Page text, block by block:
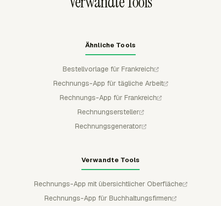
Ähnliche Tools
Bestellvorlage für Frankreich
Rechnungs-App für tägliche Arbeit
Rechnungs-App für Frankreich
Rechnungsersteller
Rechnungsgenerator
Verwandte Tools
Rechnungs-App mit übersichtlicher Oberfläche
Rechnungs-App für Buchhaltungsfirmen